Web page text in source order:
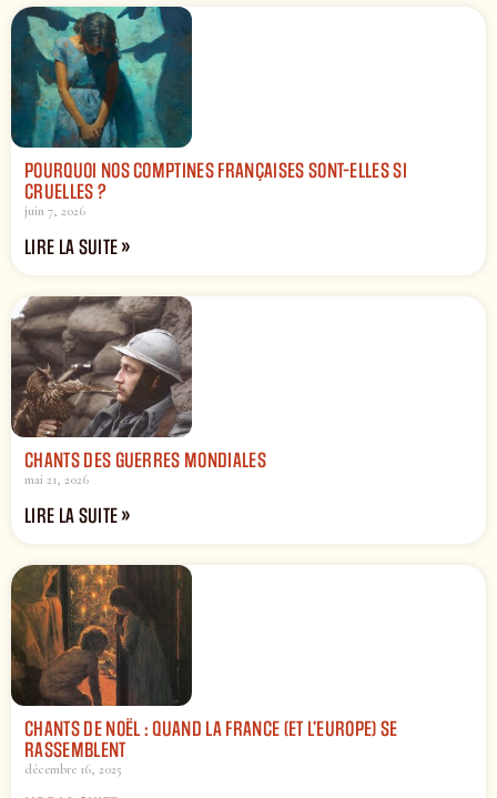
POURQUOI NOS COMPTINES FRANÇAISES SONT-ELLES SI
CRUELLES ?
juin 7, 2026
LIRE LA SUITE »
CHANTS DES GUERRES MONDIALES
mai 21, 2026
LIRE LA SUITE »
CHANTS DE NOËL : QUAND LA FRANCE (ET L’EUROPE) SE
RASSEMBLENT
décembre 16, 2025